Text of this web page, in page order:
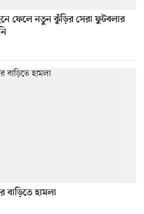
ফেলে নতুন কুঁড়ির সেরা ফুটবলার
বাড়িতে হামলা